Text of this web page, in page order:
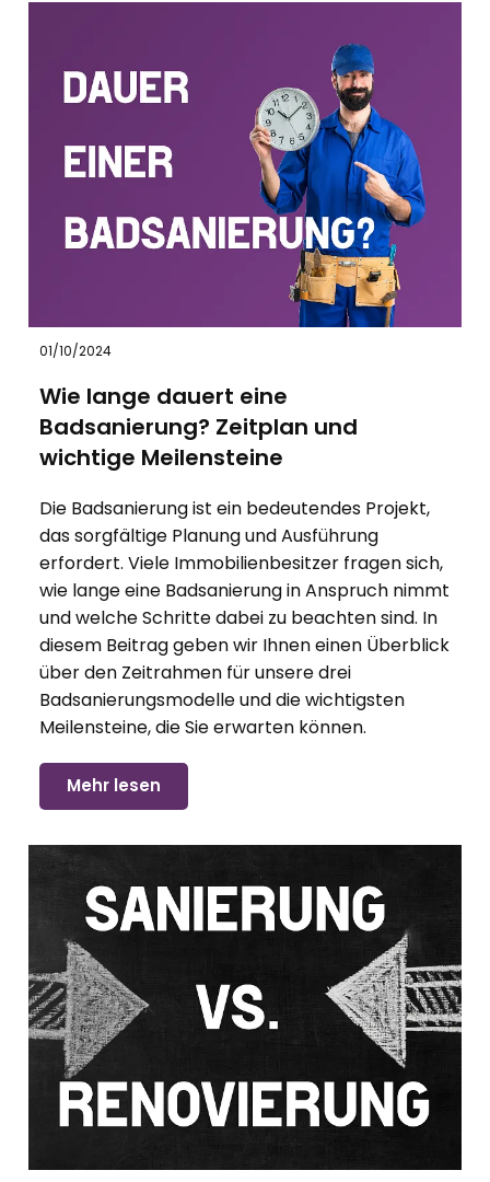
01/10/2024
Wie lange dauert eine
Badsanierung? Zeitplan und
wichtige Meilensteine
Die Badsanierungist ein bedeutendes Projekt,
das sorgfältige Planung und Ausführung
erfordert. Viele Immobilienbesitzer fragen sich,
wie lange eine Badsanierung in Anspruch nimmt
und welche Schritte dabei zu beachten sind. In
diesem Beitrag geben wir Ihnen einen Überblick
über den Zeitrahmen für unsere drei
Badsanierungsmodelle und die wichtigsten
Meilensteine, die Sie erwarten können.
Mehr lesen